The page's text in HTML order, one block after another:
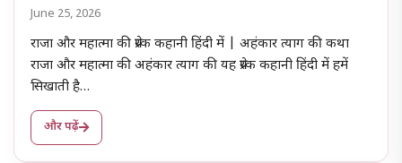
June 25, 2026
राजा और महात्मा की प्रेरक कहानी हिंदी में | अहंकार त्याग की कथा
राजा और महात्मा की अहंकार त्याग की यह प्रेरक कहानी हिंदी में हमें
सिखाती है…
और पढ़ें